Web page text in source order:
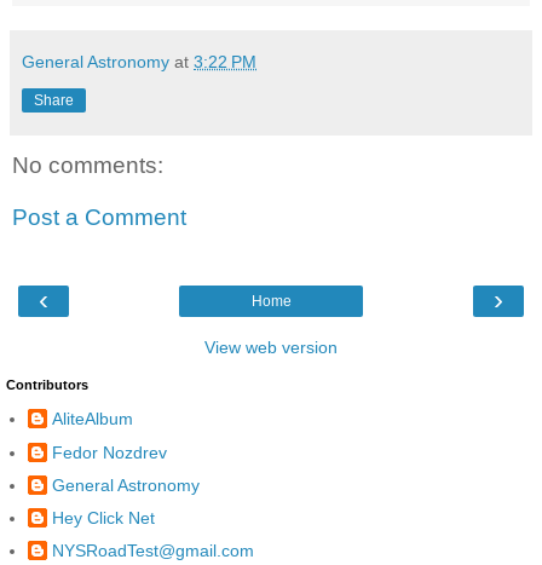
General Astronomy at 3:22 PM
Share
No comments:
Post a Comment
‹ ›
Home
View web version
Contributors
AliteAlbum
Fedor Nozdrev
General Astronomy
Hey Click Net
NYSRoadTest@gmail.com